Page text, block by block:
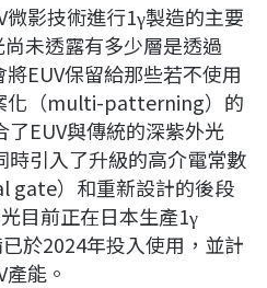
影技術進行1γ製造的主要
未透露有多少層是透過
EUV保留給那些若不使用
化（multi-patterning）的
EUV與傳統的深紫外光
時引入了升級的高介電常數
gate）和重新設計的後段
目前正在日本生產1γ
於2024年投入使用，並計
能。